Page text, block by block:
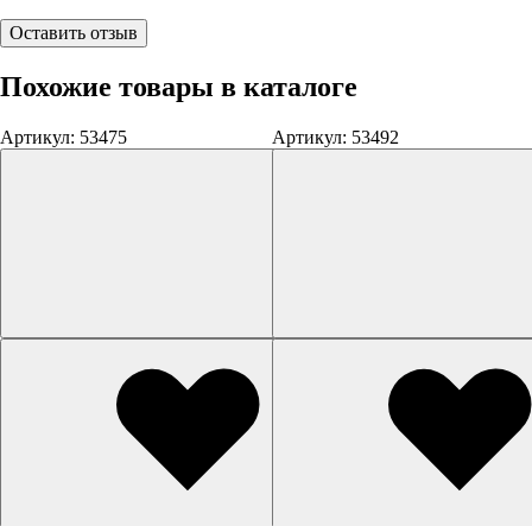
Оставить отзыв
Похожие товары в каталоге
Артикул: 53475 Артикул: 53492